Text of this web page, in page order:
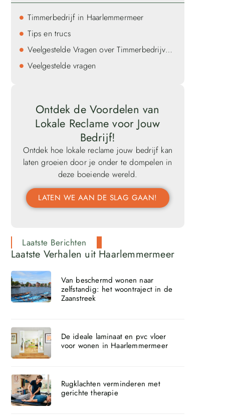
Timmerbedrijf in Haarlemmermeer
Tips en trucs
Veelgestelde Vragen over Timmerbedrijven in Haarlemmermeer
Veelgestelde vragen
Ontdek de Voordelen van
Lokale Reclame voor Jouw
Bedrijf!
Ontdek hoe lokale reclame jouw bedrijf kan
laten groeien door je onder te dompelen in
deze boeiende wereld.
LATEN WE AAN DE SLAG GAAN!
Laatste Berichten
Laatste Verhalen uit Haarlemmermeer
Van beschermd wonen naar
zelfstandig: het woontraject in de
Zaanstreek
De ideale laminaat en pvc vloer
voor wonen in Haarlemmermeer
Rugklachten verminderen met
gerichte therapie